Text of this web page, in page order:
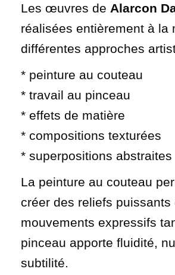
Les œuvres de Alarcon
réalisées entièrement à la
différentes approches
* peinture au couteau
* travail au pinceau
* effets de matière
* compositions texturées
* superpositions abstraites
La peinture au couteau
créer des reliefs puissants
mouvements expressifs
pinceau apporte fluidité,
subtilité.